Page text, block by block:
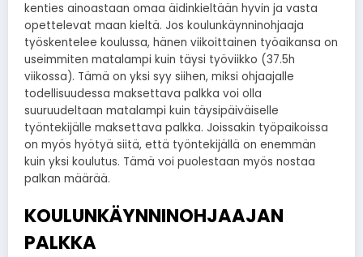
kenties ainoastaan omaa äidinkieltään hyvin ja vasta
opettelevat maan kieltä. Jos koulunkäynninohjaaja
työskentelee koulussa, hänen viikoittainen työaikansa on
useimmiten matalampi kuin täysi työviikko (37.5h
viikossa). Tämä on yksi syy siihen, miksi ohjaajalle
todellisuudessa maksettava palkka voi olla
suuruudeltaan matalampi kuin täysipäiväiselle
työntekijälle maksettava palkka. Joissakin työpaikoissa
on myös hyötyä siitä, että työntekijällä on enemmän
kuin yksi koulutus. Tämä voi puolestaan myös nostaa
palkan määrää.
KOULUNKÄYNNINOHJAAJAN
PALKKA